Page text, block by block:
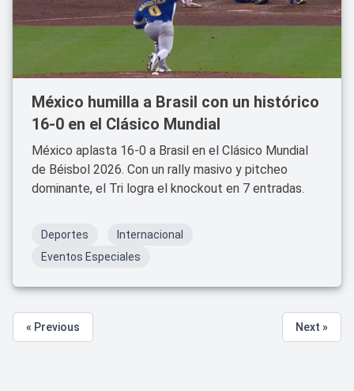
México humilla a Brasil con un histórico
16-0 en el Clásico Mundial
México aplasta 16-0 a Brasil en el Clásico Mundial
de Béisbol 2026. Con un rally masivo y pitcheo
dominante, el Tri logra el knockout en 7 entradas.
Deportes
Internacional
Eventos Especiales
« Previous Next »